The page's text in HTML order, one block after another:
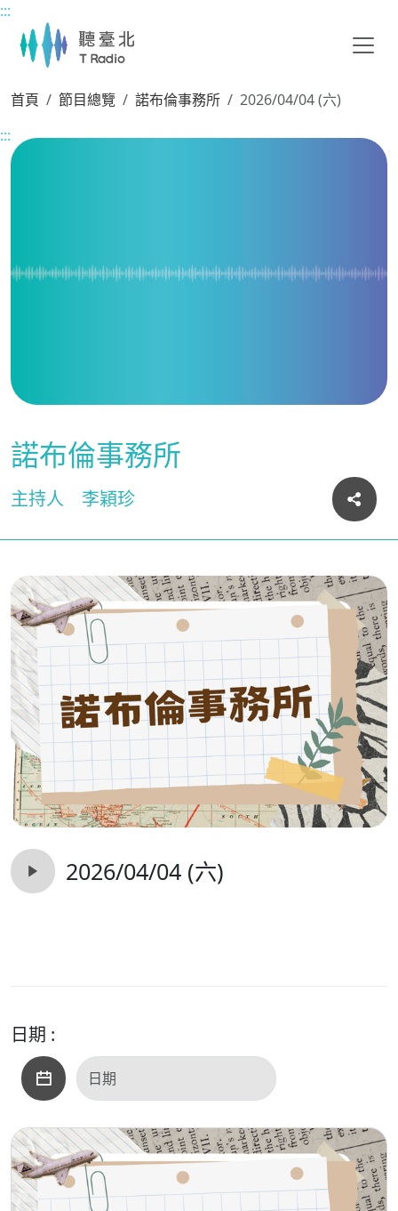
主要內容區塊
:::
首頁 節目總覽 諾布倫事務所
2026/04/04 (六)
:::
諾布倫事務所
主持人 李穎珍
2026/04/04 (六)
日期 :